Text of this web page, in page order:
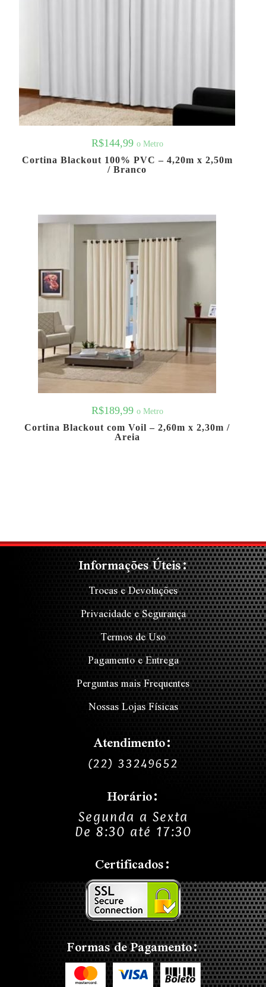
R$144,99 o Metro
Cortina Blackout 100% PVC – 4,20m x 2,50m
/ Branco
R$189,99 o Metro
Cortina Blackout com Voil – 2,60m x 2,30m /
Areia
Informações Úteis:
Trocas e Devoluções
Privacidade e Segurança
Termos de Uso
Pagamento e Entrega
Perguntas mais Frequentes
Nossas Lojas Físicas
Atendimento:
(22) 33249652
Horário:
Segunda a Sexta
De 8:30 até 17:30
Certificados:
Formas de Pagamento: